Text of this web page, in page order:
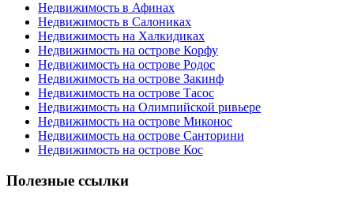
Недвижимость в Афинах
Недвижимость в Салониках
Недвижимость на Халкидиках
Недвижимость на острове Корфу
Недвижимость на острове Родос
Недвижимость на острове Закинф
Недвижимость на острове Тасос
Недвижимость на Олимпийской ривьере
Недвижимость на острове Миконос
Недвижимость на острове Санторини
Недвижимость на острове Кос
Полезные ссылки